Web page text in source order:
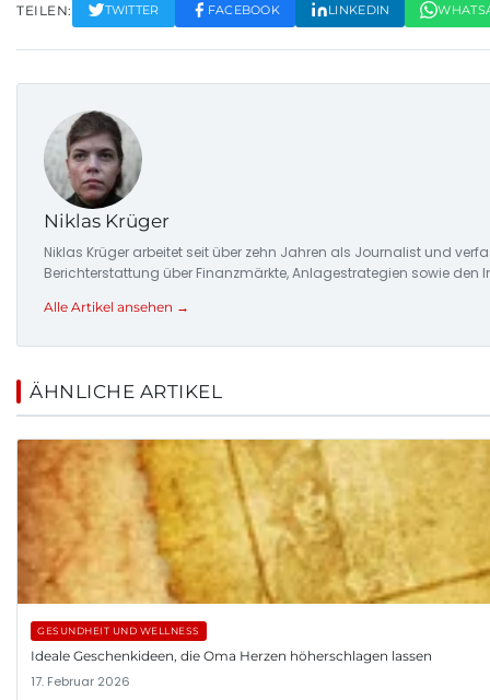
TEILEN: TWITTER FACEBOOK LINKEDIN
Niklas Krüger
Niklas Krüger arbeitet seit über zehn Jahren als Journalist und
Berichterstattung über Finanzmärkte, Anlagestrategien sowie
Alle Artikel ansehen →
ÄHNLICHE ARTIKEL
GESUNDHEIT UND WELLNESS
Ideale Geschenkideen, die Oma Herzen höherschlagen lassen
17. Februar 2026